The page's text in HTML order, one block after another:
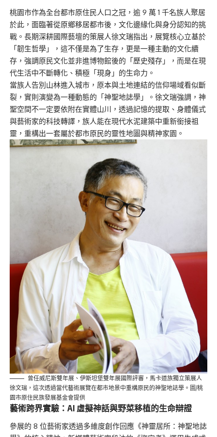
桃園市作為全台都市原住民人口之冠，逾 9 萬 1 千名族人聚居
於此，面臨著從原鄉移居都市後，文化邊緣化與身分認知的挑
戰。長期深耕國際藝壇的策展人徐文瑞指出，展覽核心立基於
「韌生哲學」，這不僅是為了生存，更是一種主動的文化續
存，強調原民文化並非進博物館後的「歷史殘存」，而是在現
代生活中不斷轉化、積極「現身」的生命力。
當族人告別山林進入城市，原本與土地連結的信仰場域看似斷
裂，實則演變為一種動態的「神聖地誌學」。徐文瑞強調，神
聖空間不一定要依附在實體山川，透過記憶的提取、身體儀式
與藝術家的科技轉譯，族人能在現代水泥建築中重新銜接祖
靈，重構出一套屬於都市原民的靈性地圖與精神家園。
曾任威尼斯雙年展、伊斯坦堡雙年展國際評審，馬卡道族獨立策展人
徐文瑞，這次透過當代藝術展覽在都市地景中重構原民的神聖地誌學。圖/桃
園市原住民族發展基金會提供
藝術跨界實驗：AI 虛擬神話與野菜移植的生命辯證
參展的 8 位藝術家透過多維度創作回應《神靈居所：神聖地誌